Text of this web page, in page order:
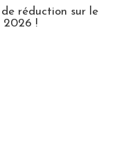
réduction sur le
2026 !